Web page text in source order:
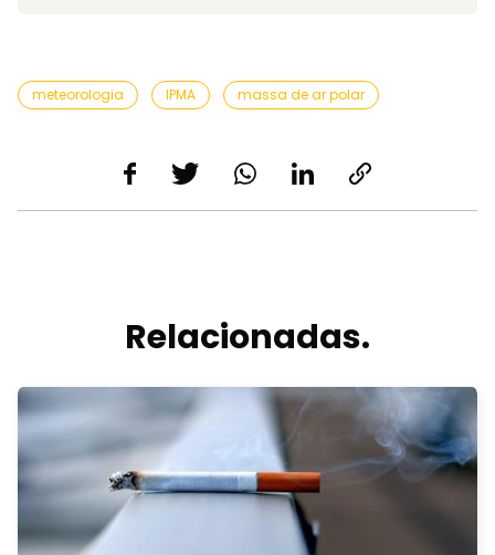
meteorologia IPMA massa de ar polar
Relacionadas.